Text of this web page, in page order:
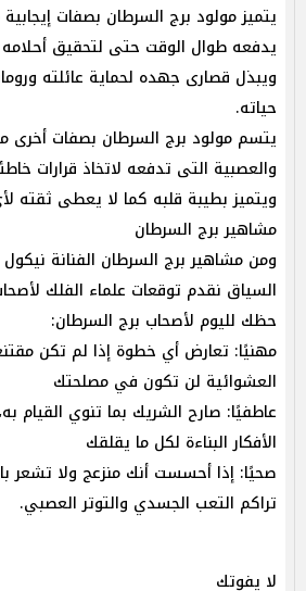
يتميز مولود برج السرطان بصفات
يدفعه طوال الوقت حتى لتحقيق
ويبذل قصارى جهده لحماية عائلته
حياته.
يتسم مولود برج السرطان بصفات أخرى
والعصبية التى تدفعه لاتخاذ قرارات
ويتميز بطيبة قلبه كما لا يعطى
مشاهير برج السرطان
ومن مشاهير برج السرطان الفنانة
السياق نقدم توقعات علماء الفلك
حظك لليوم لأصحاب برج السرطان:
مهنيًا: تعارض أي خطوة إذا لم تكن
العشوائية لن تكون في مصلحتك
عاطفيًا: صارح الشريك بما تنوي القيام
الأفكار البناءة لكل ما يقلقك
صحيًا: إذا أحسست أنك منزعج ولا تشعر
تراكم التعب الجسدي والتوتر العصبي.
لا يفوتك